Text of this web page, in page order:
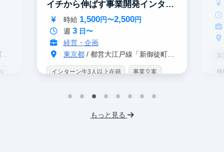
イチから伸ばす事業開発インター
ン
時給 1,500円〜2,500円
週 3日〜
経営・企画
東京都/ 都営大江戸線「新御徒町駅」 A4出口 徒歩3分
インターン生3人以上在籍 事業立案
交通費支給
英
機
もっと見る